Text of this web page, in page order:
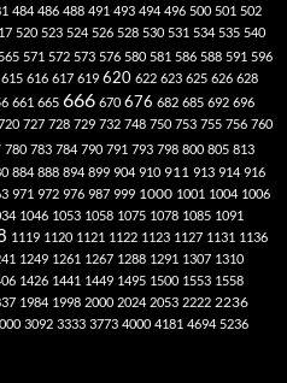
484 486 488 491 493 494 496 500 501 502
520 523 524 526 528 530 531 534 535 540
565 571 572 573 576 580 581 586 588 591 596
615 616 617 619 620 622 623 625 626 628
661 665 666 670 676 682 685 692 696
727 728 729 732 748 750 753 755 756 760
780 783 784 790 791 793 798 800 805 813
884 888 894 899 904 910 911 913 914 916
971 972 976 987 999 1000 1001 1004 1006
1046 1053 1058 1075 1078 1085 1091
1119 1120 1121 1122 1123 1127 1131 1136
1249 1261 1267 1288 1291 1307 1310
1426 1441 1449 1495 1500 1553 1558
1984 1998 2000 2024 2053 2222 2236
3092 3333 3773 4000 4181 4694 5236